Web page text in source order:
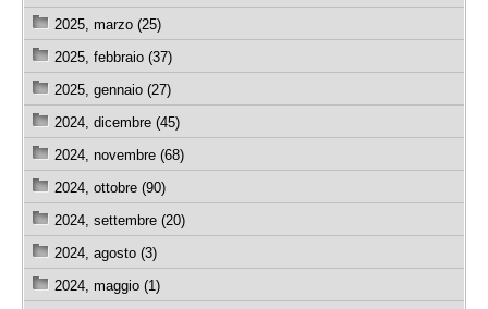
2025, marzo (25)
2025, febbraio (37)
2025, gennaio (27)
2024, dicembre (45)
2024, novembre (68)
2024, ottobre (90)
2024, settembre (20)
2024, agosto (3)
2024, maggio (1)